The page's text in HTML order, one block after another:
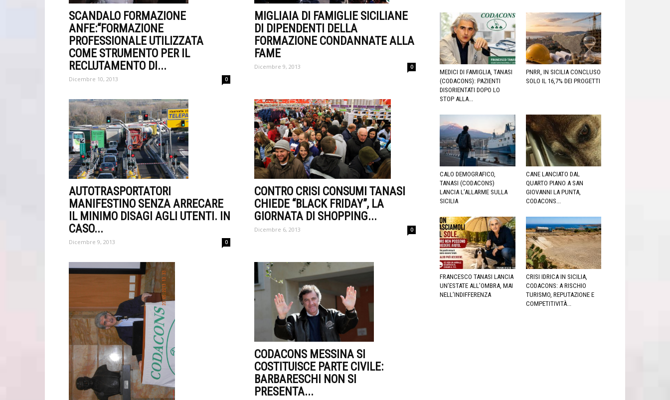
SCANDALO FORMAZIONE
ANFE:“FORMAZIONE
PROFESSIONALE UTILIZZATA
COME STRUMENTO PER IL
RECLUTAMENTO DI...
Dicembre 10, 2013 0
MIGLIAIA DI FAMIGLIE SICILIANE
DI DIPENDENTI DELLA
FORMAZIONE CONDANNATE ALLA
FAME
Dicembre 9, 2013 0
AUTOTRASPORTATORI
MANIFESTINO SENZA ARRECARE
IL MINIMO DISAGI AGLI UTENTI. IN
CASO...
Dicembre 9, 2013 0
CONTRO CRISI CONSUMI TANASI
CHIEDE “BLACK FRIDAY”, LA
GIORNATA DI SHOPPING...
Dicembre 6, 2013 0
CODACONS MESSINA SI
COSTITUISCE PARTE CIVILE:
BARBARESCHI NON SI
PRESENTA...
MEDICI DI FAMIGLIA, TANASI
(CODACONS): PAZIENTI
DISORIENTATI DOPO LO
STOP ALLA...
PNRR, IN SICILIA CONCLUSO
SOLO IL 16,7% DEI PROGETTI
CALO DEMOGRAFICO,
TANASI (CODACONS)
LANCIA L’ALLARME SULLA
SICILIA
CANE LANCIATO DAL
QUARTO PIANO A SAN
GIOVANNI LA PUNTA,
CODACONS...
FRANCESCO TANASI LANCIA
UN’ESTATE ALL’OMBRA, MAI
NELL’INDIFFERENZA
CRISI IDRICA IN SICILIA,
CODACONS: A RISCHIO
TURISMO, REPUTAZIONE E
COMPETITIVITÀ...